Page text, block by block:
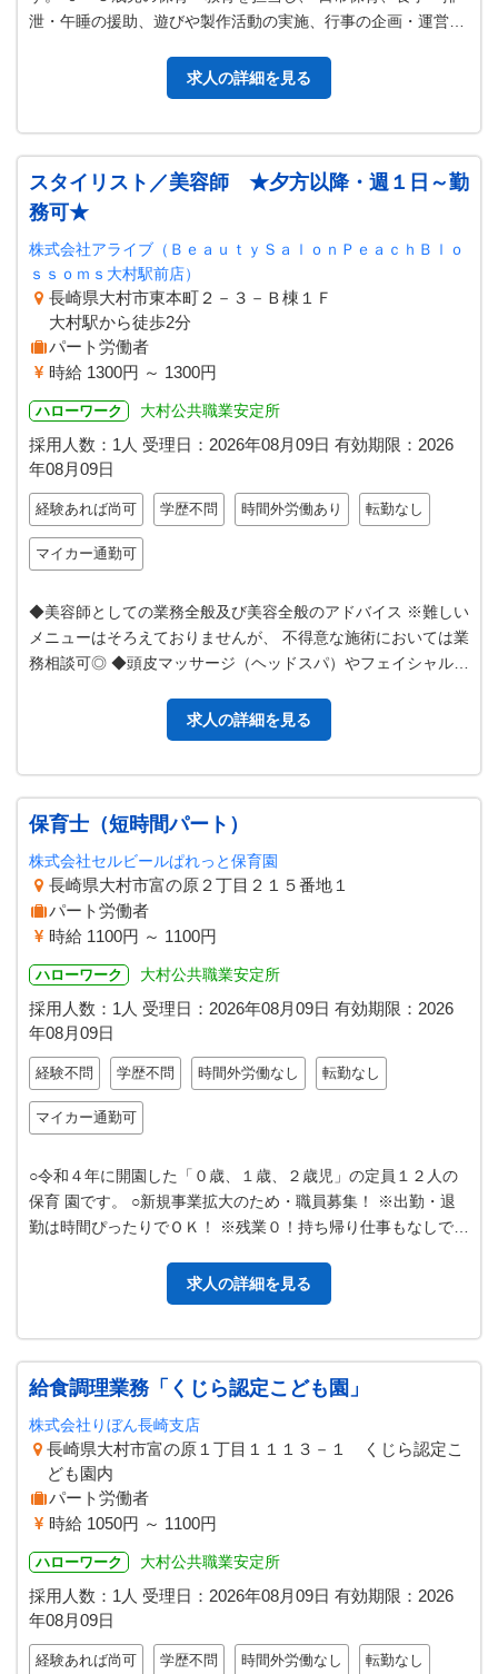
泄・午睡の援助、遊びや製作活動の実施、行事の企画・運営、
求人の詳細を見る
スタイリスト／美容師 ★夕方以降・週１日～勤
務可★
株式会社アライブ（ＢｅａｕｔｙＳａｌｏｎＰｅａｃｈＢｌｏ
ｓｓｏｍｓ大村駅前店）
長崎県大村市東本町２－３－Ｂ棟１Ｆ
大村駅から徒歩2分
パート労働者
時給 1300円 ～ 1300円
ハローワーク 大村公共職業安定所
採用人数：1人 受理日： 2026年08月09日 有効期限： 2026
年08月09日
経験あれば尚可 学歴不問 時間外労働あり 転勤なし
マイカー通勤可
◆美容師としての業務全般及び美容全般のアドバイス ※難しい
メニューはそろえておりませんが、 不得意な施術においては業
務相談可◎ ◆頭皮マッサージ（ヘッドスパ）やフェイシャル施
求人の詳細を見る
保育士（短時間パート）
株式会社セルビールぱれっと保育園
長崎県大村市富の原２丁目２１５番地１
パート労働者
時給 1100円 ～ 1100円
ハローワーク 大村公共職業安定所
採用人数：1人 受理日： 2026年08月09日 有効期限： 2026
年08月09日
経験不問 学歴不問 時間外労働なし 転勤なし
マイカー通勤可
○令和４年に開園した「０歳、１歳、２歳児」の定員１２人の
保育 園です。 ○新規事業拡大のため・職員募集！ ※出勤・退
勤は時間ぴったりでＯＫ！ ※残業０！持ち帰り仕事もなしで
求人の詳細を見る
給食調理業務「くじら認定こども園」
株式会社りぼん長崎支店
長崎県大村市富の原１丁目１１１３－１ くじら認定こ
ども園内
パート労働者
時給 1050円 ～ 1100円
ハローワーク 大村公共職業安定所
採用人数：1人 受理日： 2026年08月09日 有効期限： 2026
年08月09日
経験あれば尚可 学歴不問 時間外労働なし 転勤なし